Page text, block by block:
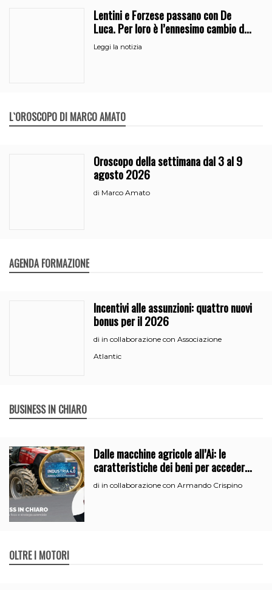
Lentini e Forzese passano con De
Luca. Per loro è l’ennesimo cambio di
partito
Leggi la notizia
L`OROSCOPO DI MARCO AMATO
Oroscopo della settimana dal 3 al 9
agosto 2026
di Marco Amato
AGENDA FORMAZIONE
Incentivi alle assunzioni: quattro nuovi
bonus per il 2026
di in collaborazione con Associazione
Atlantic
BUSINESS IN CHIARO
Dalle macchine agricole all’Ai: le
caratteristiche dei beni per accedere
all’iperammortamento
di in collaborazione con Armando Crispino
OLTRE I MOTORI